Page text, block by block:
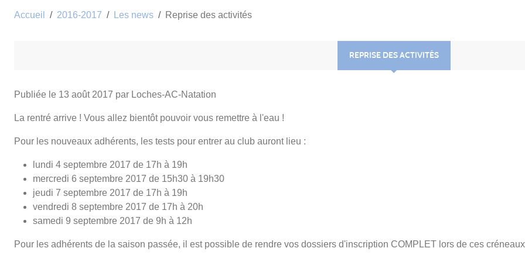
Accueil 2016-2017 Les news Reprise des activités
REPRISE DES ACTIVITÉS
Publiée le 13 août 2017 par Loches-AC-Natation
La rentré arrive ! Vous allez bientôt pouvoir vous remettre à l'eau !
Pour les nouveaux adhérents, les tests pour entrer au club auront lieu :
lundi 4 septembre 2017 de 17h à 19h
mercredi 6 septembre 2017 de 15h30 à 19h30
jeudi 7 septembre 2017 de 17h à 19h
vendredi 8 septembre 2017 de 17h à 20h
samedi 9 septembre 2017 de 9h à 12h
Pour les adhérents de la saison passée, il est possible de rendre vos dossiers d'inscription COMPLET lors de ces